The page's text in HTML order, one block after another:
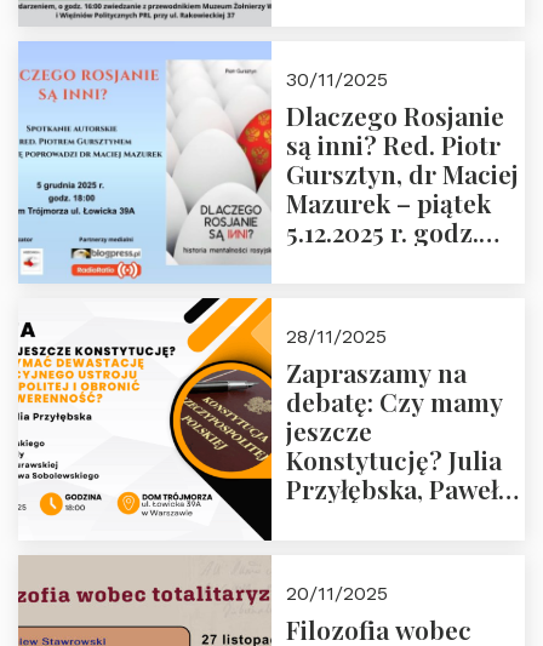
zwiedzanie
Muzeum Żołnierzy
Wyklętych i
Więźniów
Politycznych PRL o
godz. 16:00 – 19
30/11/2025
Dlaczego Rosjanie
są inni? Red. Piotr
Gursztyn, dr Maciej
Mazurek – piątek
5.12.2025 r. godz.
28/11/2025
Zapraszamy na
debatę: Czy mamy
jeszcze
Konstytucję? Julia
Przyłębska, Paweł
Przemysław
Sobolewski – 4
20/11/2025
Filozofia wobec